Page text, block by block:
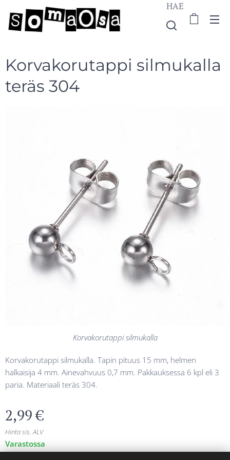
HAE
Korvakorutappi silmukalla
teräs 304
Korvakorutappi silmukalla
Korvakorutappi silmukalla. Tapin pituus 15 mm, helmen
halkaisija 4 mm. Ainevahvuus 0,7 mm. Pakkauksessa 6 kpl eli 3
paria. Materiaali teräs 304.
2,99€
Hinta sis. ALV
Varastossa